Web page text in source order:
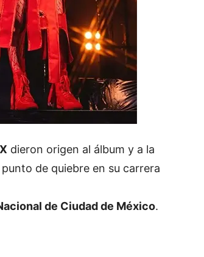
dieron origen al álbum y a la
de quiebre en su carrera
de Ciudad de México.